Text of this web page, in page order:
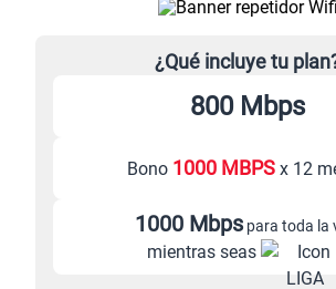
¿Qué incluye tu
800 Mbps
Bono 1000 MBPS x 12
1000 Mbps para toda la
mientras seas